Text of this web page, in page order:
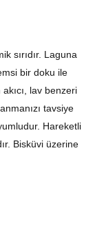
sırıdır. Laguna
bir doku ile
lav benzeri
tavsiye
Hareketli
Bisküvi üzerine